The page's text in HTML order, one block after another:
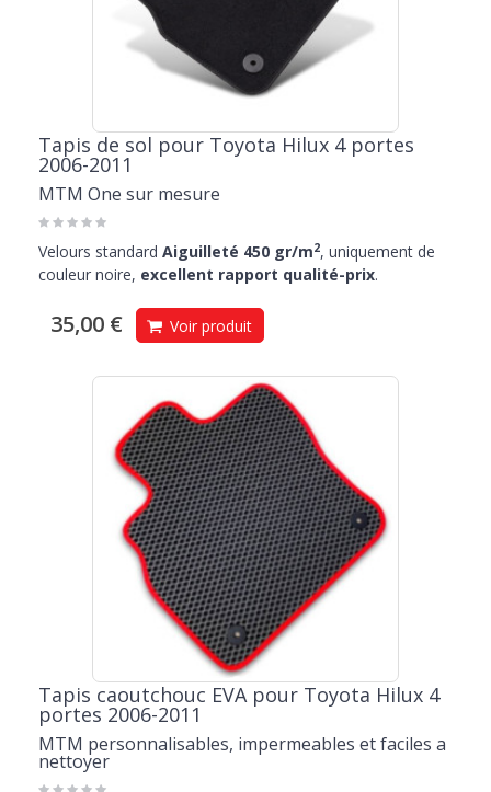
Tapis de sol pour Toyota Hilux 4 portes
2006-2011
MTM One sur mesure
Velours standard Aiguilleté 450 gr/m2, uniquement de
couleur noire, excellent rapport qualité-prix.
35,00 € Voir produit
Tapis caoutchouc EVA pour Toyota Hilux 4
portes 2006-2011
MTM personnalisables, impermeables et faciles a
nettoyer